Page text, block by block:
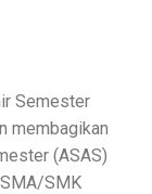
Semester
membagikan
(ASAS)
SMK